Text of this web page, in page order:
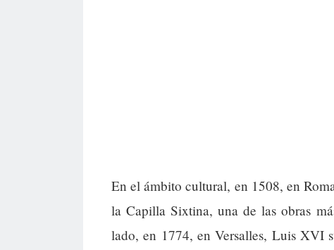
En el ámbito cultural, en 1508, en
la Capilla Sixtina, una de las obras
lado, en 1774, en Versalles, Luis XVI